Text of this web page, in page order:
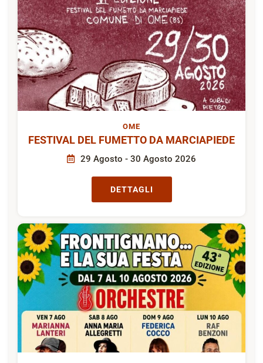
OME
FESTIVAL DEL FUMETTO DA MARCIAPIEDE
29 Agosto - 30 Agosto 2026
DETTAGLI